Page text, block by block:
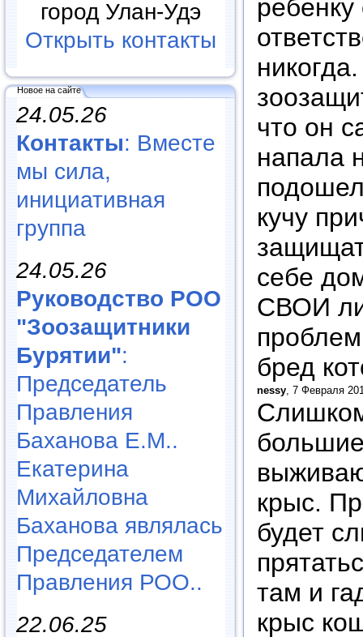
город Улан-Удэ
Открыть контакты
Новое на сайте
24.05.26
Контакты: Вместе
мы сила,
инициативная
группа
24.05.26
Руководство РОО
"Зоозащитники
Бурятии":
Председатель
Правления
Баханова Е.М..
Екатерина
Михайловна
Баханова являлась
Председателем
Правления РОО..
22.06.25
что он
напала
кучу
себе
СВОИ
бред
nessy , 7 Февраля
крыс.
будет
там и
крыс